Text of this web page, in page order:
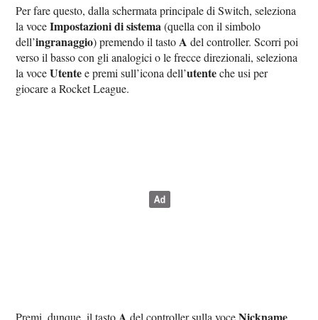
Per fare questo, dalla schermata principale di Switch, seleziona
la voceImpostazioni di sistema(quella con il simbolo
dell’ingranaggio) premendo il tasto A del controller. Scorri poi
verso il basso con gli analogici o le frecce direzionali, seleziona
la voceUtentee premi sull’icona dell’utenteche usi per
giocare a Rocket League.
Premi, dunque, il tasto del controller sulla voce
,